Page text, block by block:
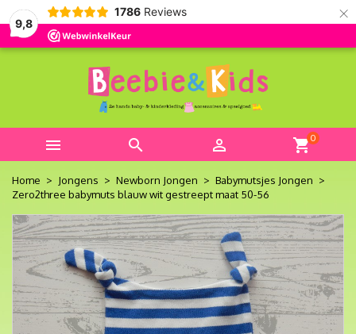
9,8
1786 Reviews ×
   shopping_cart0
Home Jongens Newborn Jongen
Babymutsjes Jongen
Zero2three babymuts blauw wit gestreept maat 50-56